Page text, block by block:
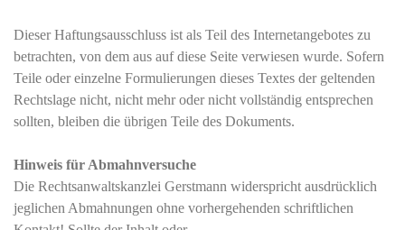
Dieser Haftungsausschluss ist als Teil des Internetangebotes zu
betrachten, von dem aus auf diese Seite verwiesen wurde. Sofern
Teile oder einzelne Formulierungen dieses Textes der geltenden
Rechtslage nicht, nicht mehr oder nicht vollständig entsprechen
sollten, bleiben die übrigen Teile des Dokuments.
Hinweis für Abmahnversuche
Die Rechtsanwaltskanzlei Gerstmann widerspricht ausdrücklich
jeglichen Abmahnungen ohne vorhergehenden schriftlichen